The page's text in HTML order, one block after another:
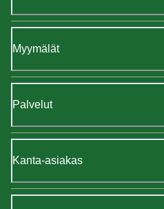
Myymälät
Palvelut
Kanta-asiakas